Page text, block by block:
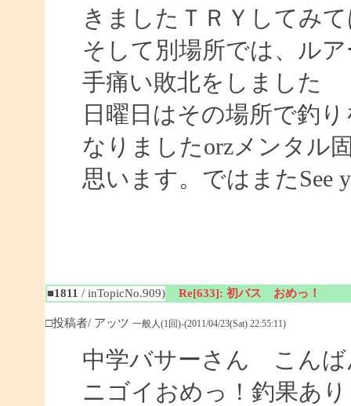
きましたＴＲＹしてみ
そして別場所では、ル
手痛い敗北をしました
日曜日はその場所で釣
なりましたorzメンタル
思います。ではまたSee
■1811 / inTopicNo.909) Re[633]: 初バス おめっ！
□投稿者/ アッツ 一般人(1回)-(2011/04/23(Sat) 22:55:11)
中学バサーさん こんば
ニゴイおめっ！釣果あり